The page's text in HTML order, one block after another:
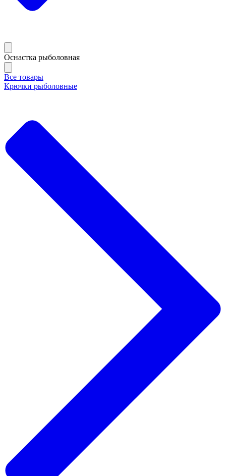
Оснастка рыболовная
Все товары
Крючки рыболовные